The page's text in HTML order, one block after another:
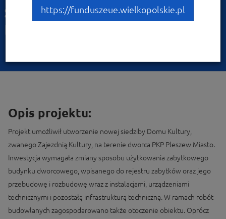
siedziby Domu Kultury na
terenie dworca PKP
Opis projektu:
Projekt umożliwił utworzenie nowej siedziby Domu Kultury,
zwanego Zajezdnią Kultury, na terenie dworca PKP Pleszew Miasto.
Inwestycja wymagała zmiany sposobu użytkowania zabytkowego
budynku dworcowego, wpisanego do rejestru zabytków oraz jego
przebudowę i rozbudowę wraz z instalacjami, urządzeniami
technicznymi i pozostałą infrastrukturą techniczną. W ramach robót
budowlanych zagospodarowano także otoczenie obiektu. Oprócz
https://funduszeue.wielkopolskie.pl